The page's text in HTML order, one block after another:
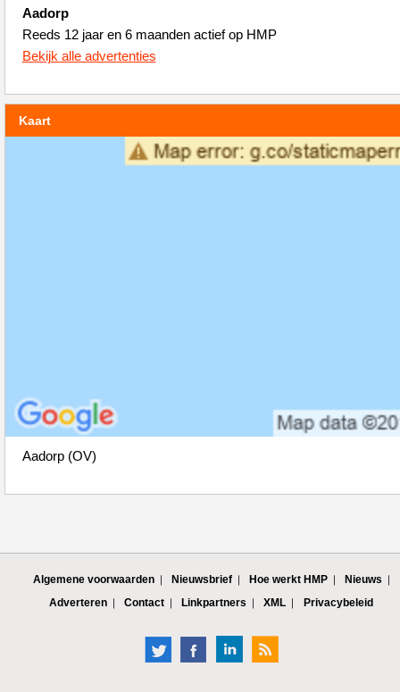
Aadorp
Reeds 12 jaar en 6 maanden actief op HMP
Bekijk alle advertenties
Kaart
Aadorp (OV)
Algemene voorwaarden Nieuwsbrief Hoe werkt HMP
Nieuws
Adverteren
Contact Linkpartners XML Privacybeleid